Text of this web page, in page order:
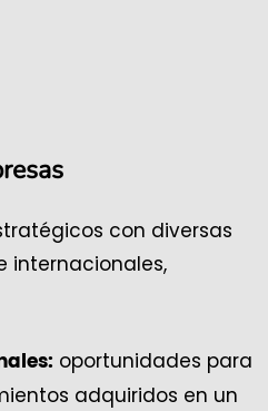
con diversas
internacionales,
oportunidades para
adquiridos en un